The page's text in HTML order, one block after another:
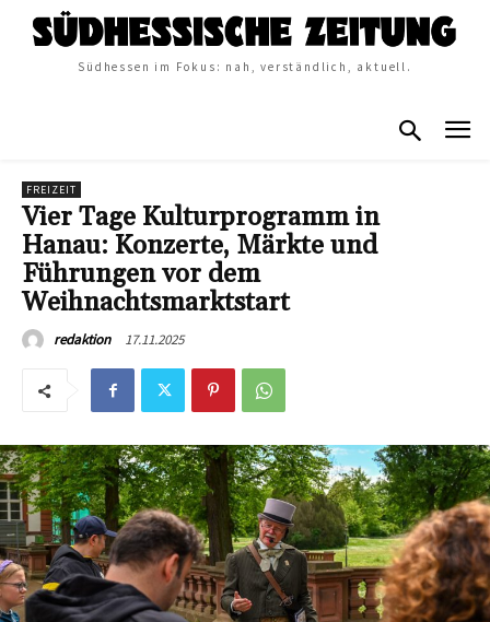
Südhessen im Fokus: nah, verständlich, aktuell.
FREIZEIT
Vier Tage Kulturprogramm in
Hanau: Konzerte, Märkte und
Führungen vor dem
Weihnachtsmarktstart
redaktion 17.11.2025